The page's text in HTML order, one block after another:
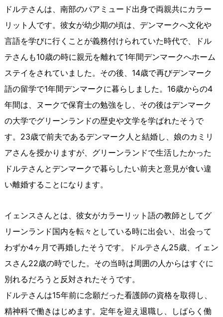
ドルテさんは、南部のパアミュード出身で両親共にカラー
リット人です。彼女が幼少期の頃は、デンマークへ文化や
言語を学びに行くことが義務付けられていた時代で、ドル
テさんも10歳の時に親元を離れて1年間デンマークへホーム
ステイをされていました。その後、14歳で再びデンマーク
語の留学で1年間デンマークに暮らしました。16歳からの4
年間は、ヌークで保育士の勉強をし、その後はデンマーク
の大学でグリーンランドの歴史や文学を学ばれたそうで
す。23歳で前夫であるデンマーク人と結婚し、娘のカミリ
アさんを授かりますが、グリーンランドで生活したかった
ドルテさんとデンマークで暮らしたい前夫と意見が食い違
い離婚することになります。
イェンスさんとは、彼女がカラーリット語の教師としてグ
リーンランド国内を転々としている時に出会い、出会って
わずか4ヶ月で再婚したそうです。ドルテさん25歳、イェン
スさん22歳の時でした。その当時は周囲の人からはすぐに
別れるだろうと反対されたそうです。
ドルテさんは15年前に念願だった看護師の資格を取得し、
精神科で働きはじめます。定年を迎え退職し、しばらく働